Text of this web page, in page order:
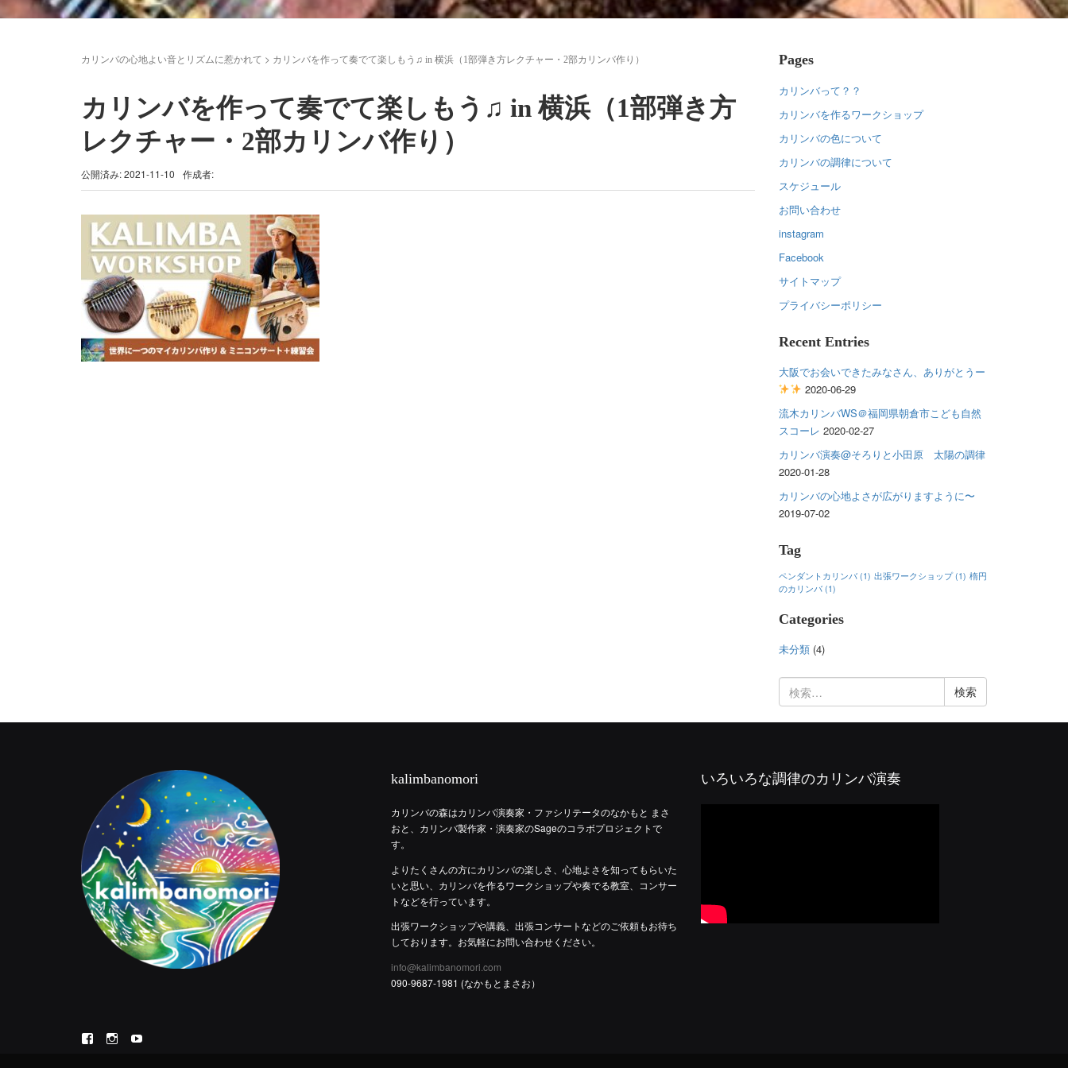
カリンバの心地よい音とリズムに惹かれて > カリンバを作って奏でて楽しもう♫ in 横浜（1部弾き方レクチャー・2部カリンバ作り）
カリンバを作って奏でて楽しもう♫ in 横浜（1部弾き方
レクチャー・2部カリンバ作り）
公開済み: 2021-11-10 作成者:
Pages
カリンバって？？
カリンバを作るワークショップ
カリンバの色について
カリンバの調律について
スケジュール
お問い合わせ
instagram
Facebook
サイトマップ
プライバシーポリシー
Recent Entries
大阪でお会いできたみなさん、ありがとうー
2020-06-29
流木カリンバWS＠福岡県朝倉市こども自然
スコーレ 2020-02-27
カリンバ演奏@そろりと小田原 太陽の調律
2020-01-28
カリンバの心地よさが広がりますように〜
2019-07-02
Tag
ペンダントカリンバ(1) 出張ワークショップ(1) 楕円
のカリンバ(1)
Categories
未分類(4)
索:
kalimbanomori
カリンバの森はカリンバ演奏家・ファシリテータのなかもと まさ
おと、カリンバ製作家・演奏家のSageのコラボプロジェクトで
す。
よりたくさんの方にカリンバの楽しさ、心地よさを知ってもらいた
いと思い、カリンバを作るワークショップや奏でる教室、コンサー
トなどを行っています。
出張ワークショップや講義、出張コンサートなどのご依頼もお待ち
しております。お気軽にお問い合わせください。
info@kalimbanomori.com
090-9687-1981 (なかもとまさお）
いろいろな調律のカリンバ演奏